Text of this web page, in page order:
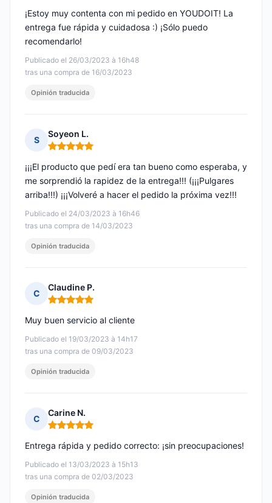
Publicado el 26/03/2023 à 16h48
tras una compra de 16/03/2023
¡Estoy muy contenta con mi pedido en YOUDOIT! La
entrega fue rápida y cuidadosa :) ¡Sólo puedo
recomendarlo!
Opinión traducida
S
Soyeon L.
Nota: 5 de 5
Publicado el 24/03/2023 à 16h46
tras una compra de 14/03/2023
¡¡¡El producto que pedí era tan bueno como esperaba, y
me sorprendió la rapidez de la entrega!!! (¡¡¡Pulgares
arriba!!!) ¡¡¡Volveré a hacer el pedido la próxima vez!!!
Opinión traducida
C
Claudine P.
Nota: 5 de 5
Publicado el 19/03/2023 à 14h17
tras una compra de 09/03/2023
Muy buen servicio al cliente
Opinión traducida
C
Carine N.
Nota: 5 de 5
Publicado el 13/03/2023 à 15h13
tras una compra de 02/03/2023
Entrega rápida y pedido correcto: ¡sin preocupaciones!
Opinión traducida